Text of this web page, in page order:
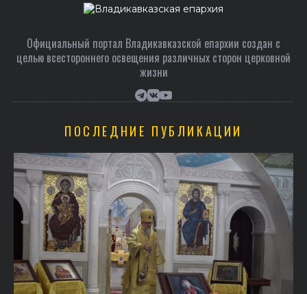
Официальный портал Владикавказской епархии создан c
целью всестороннего освещения различных сторон церковной
жизни
ПОСЛЕДНИЕ ПУБЛИКАЦИИ